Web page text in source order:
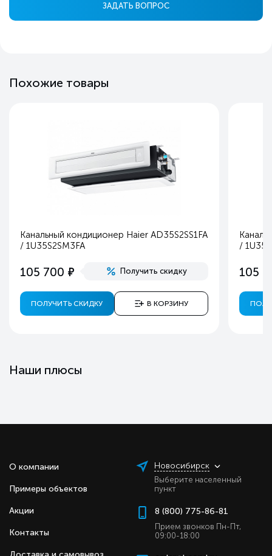
ЗАДАТЬ ВОПРОС
Похожие товары
Канальный кондиционер Haier AD35S2SS1FA
/ 1U35S2SM3FA
105 700 е Получить скидку
ПОЛУЧИТЬ СКИДКУ В КОРЗИНУ
/
105
Наши плюсы
О компании
Примеры объектов
Акции
Контакты
Новосибирск
Выберите населенный
пункт
8 (800) 775-86-81
Прием звонков Пн-Пт,
09:00-18:00